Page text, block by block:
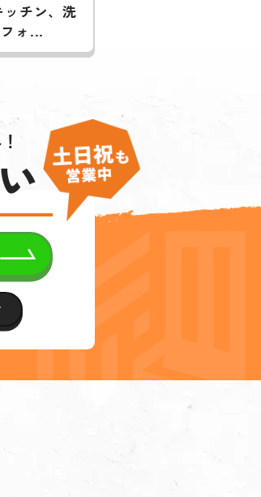
チン、洗
ォ...